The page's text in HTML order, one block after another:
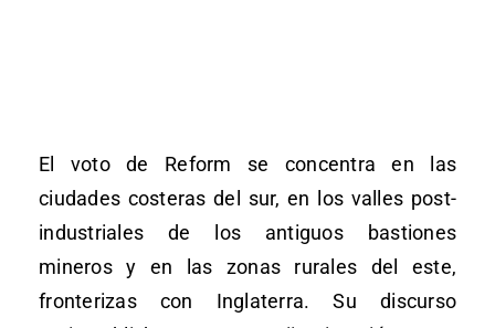
El voto de Reform se concentra en las
ciudades costeras del sur, en los valles post-
industriales de los antiguos bastiones
mineros y en las zonas rurales del este,
fronterizas con Inglaterra. Su discurso